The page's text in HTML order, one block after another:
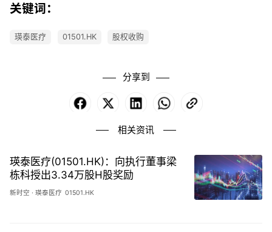
关键词：
瑛泰医疗 01501.HK 股权收购
分享到
Facebook LinkedIn WhatsApp
相关资讯
瑛泰医疗(01501.HK)：向执行董事梁
栋科授出3.34万股H股奖励
新时空 ·瑛泰医疗 01501.HK